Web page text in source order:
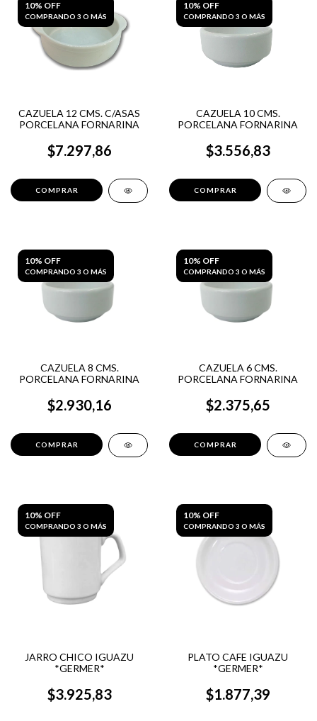
10% OFF
COMPRANDO 3 O MÁS
CAZUELA 12 CMS. C/ASAS
PORCELANA FORNARINA
$7.297,86
10% OFF
COMPRANDO 3 O MÁS
CAZUELA 10 CMS.
PORCELANA FORNARINA
$3.556,83
10% OFF
COMPRANDO 3 O MÁS
CAZUELA 8 CMS.
PORCELANA FORNARINA
$2.930,16
10% OFF
COMPRANDO 3 O MÁS
CAZUELA 6 CMS.
PORCELANA FORNARINA
$2.375,65
10% OFF
COMPRANDO 3 O MÁS
JARRO CHICO IGUAZU
*GERMER*
$3.925,83
10% OFF
COMPRANDO 3 O MÁS
PLATO CAFE IGUAZU
*GERMER*
$1.877,39